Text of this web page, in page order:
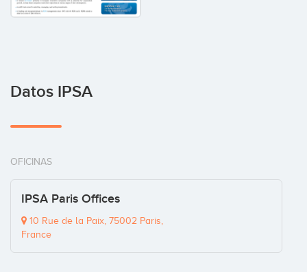
Datos IPSA
OFICINAS
IPSA Paris Offices
10 Rue de la Paix, 75002 Paris,
France